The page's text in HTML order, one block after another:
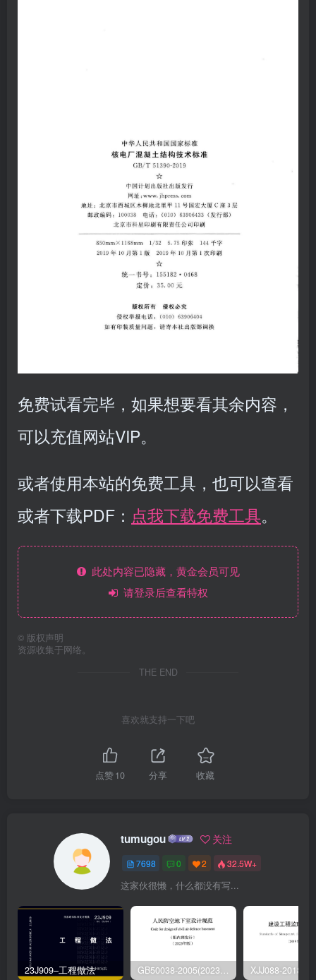
免费试看完毕，如果想要看其余内容，
可以充值网站VIP。
或者使用本站的免费工具，也可以查看
或者下载PDF： 点我下载免费工具。
此处内容已隐藏，黄金会员可见
请登录后查看特权
© 版权声明
资源收集于网络。
THE END
喜欢就支持一下吧
点赞10 分享 收藏
tumugou 关注
7698 0 2 32.5W+
这家伙很懒，什么都没有写...
23J909–工程做法 GB50038-2005(2023版)–人民防空地下室设计规范